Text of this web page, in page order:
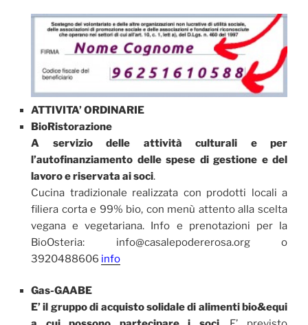
ATTIVITA’ ORDINARIE
BioRistorazione
A servizio delle attività culturali e per
l’autofinanziamento delle spese di gestione e del
lavoro e riservata ai soci.
Cucina tradizionale realizzata con prodotti locali a
filiera corta e 99% bio, con menù attento alla scelta
vegana e vegetariana. Info e prenotazioni per la
BioOsteria: info@casalepodererosa.org o
3920488606 info
Gas-GAABE
E’ il gruppo di acquisto solidale di alimenti bio&equi